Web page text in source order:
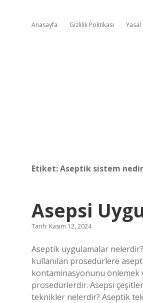
Anasayfa Gizlilik Politikası Yasal
Etiket:Aseptik sistem nedir
Asepsi
Tarih: Kasım 12, 2024
Aseptik uygulamalar
kullanılan prosedürlere
kontaminasyonunu
prosedürlerdir. Asepsi
teknikler nelerdir? Aseptik